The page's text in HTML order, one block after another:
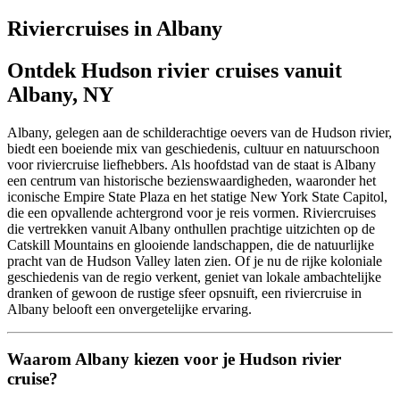
Riviercruises in Albany
Ontdek Hudson rivier cruises vanuit
Albany, NY
Albany, gelegen aan de schilderachtige oevers van de Hudson rivier,
biedt een boeiende mix van geschiedenis, cultuur en natuurschoon
voor riviercruise liefhebbers. Als hoofdstad van de staat is Albany
een centrum van historische bezienswaardigheden, waaronder het
iconische Empire State Plaza en het statige New York State Capitol,
die een opvallende achtergrond voor je reis vormen. Riviercruises
die vertrekken vanuit Albany onthullen prachtige uitzichten op de
Catskill Mountains en glooiende landschappen, die de natuurlijke
pracht van de Hudson Valley laten zien. Of je nu de rijke koloniale
geschiedenis van de regio verkent, geniet van lokale ambachtelijke
dranken of gewoon de rustige sfeer opsnuift, een riviercruise in
Albany belooft een onvergetelijke ervaring.
Waarom Albany kiezen voor je Hudson rivier
cruise?